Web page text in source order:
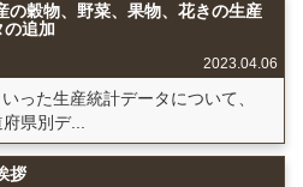
の穀物、野菜、果物、花きの生産
の追加
2023.04.06
った生産統計データについて、
県別デ...
拶